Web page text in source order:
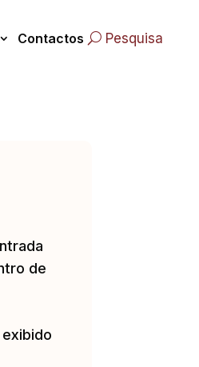
Contactos Pesquisa
de